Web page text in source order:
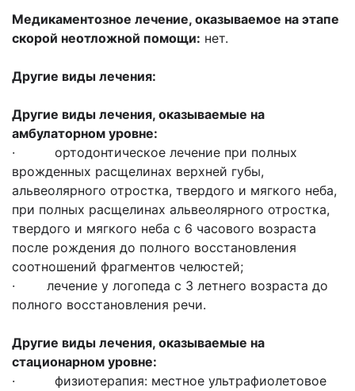
Медикаментозное лечение, оказываемое на этапе
скорой неотложной помощи: нет.
Другие виды лечения:
Другие виды лечения, оказываемые на
амбулаторном уровне:
· ортодонтическое лечение при полных
врожденных расщелинах верхней губы,
альвеолярного отростка, твердого и мягкого неба,
при полных расщелинах альвеолярного отростка,
твердого и мягкого неба с 6 часового возраста
после рождения до полного восстановления
соотношений фрагментов челюстей;
· лечение у логопеда с 3 летнего возраста до
полного восстановления речи.
Другие виды лечения, оказываемые на
стационарном уровне:
· физиотерапия: местное ультрафиолетовое